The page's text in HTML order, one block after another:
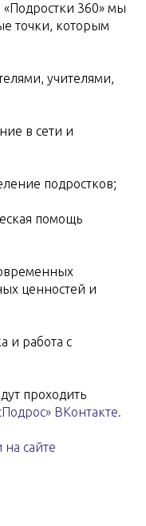
«Подростки 360» мы
точки, которым
учителями,
в сети и
подростков;
помощь
ценностей и
и работа с
проходить
ВКонтакте.
на сайте